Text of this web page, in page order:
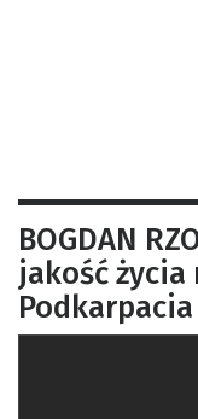
BOGDAN
jakość życia
Podkarpacia